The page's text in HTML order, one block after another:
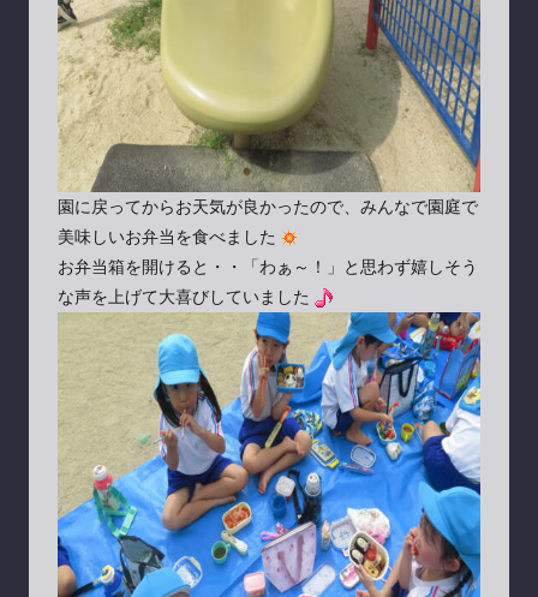
園に戻ってからお天気が良かったので、みんなで園庭で
美味しいお弁当を食べました
お弁当箱を開けると・・「わぁ～！」と思わず嬉しそう
な声を上げて大喜びしていました